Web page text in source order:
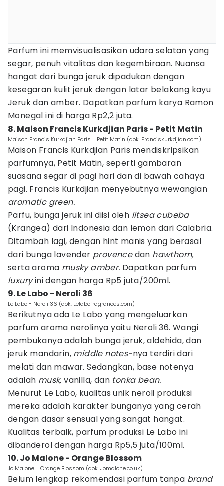
Parfum ini memvisualisasikan udara selatan yang
segar, penuh vitalitas dan kegembiraan. Nuansa
hangat dari bunga jeruk dipadukan dengan
kesegaran kulit jeruk dengan latar belakang kayu
Jeruk dan amber. Dapatkan parfum karya Ramon
Monegal ini di harga Rp2,2 juta.
8. Maison Francis Kurkdjian Paris - Petit Matin
Maison Francis Kurkdjian Paris - Petit Matin (dok. Franciskurkdjian.com)
Maison Francis Kurkdjian Paris mendiskripsikan
parfumnya, Petit Matin, seperti gambaran
suasana segar di pagi hari dan di bawah cahaya
pagi. Francis Kurkdjian menyebutnya wewangian
aromatic green.
Parfu, bunga jeruk ini diisi oleh litsea cubeba
(Krangea) dari Indonesia dan lemon dari Calabria.
Ditambah lagi, dengan hint manis yang berasal
dari bunga lavender provencedan hawthorn,
serta aroma musky amber. Dapatkan parfum
luxuryini dengan harga Rp5 juta/200ml.
9. Le Labo - Neroli 36
Le Labo - Neroli 36 (dok. Lelabofragrances.com)
Berikutnya ada Le Labo yang mengeluarkan
parfum aroma nerolinya yaitu Neroli 36. Wangi
pembukanya adalah bunga jeruk, aldehida, dan
jeruk mandarin, middle notes-nya terdiri dari
melati dan mawar. Sedangkan, base notenya
adalah musk, vanilla, dan tonka bean.
Menurut Le Labo, kualitas unik neroli produksi
mereka adalah karakter bunganya yang cerah
dengan dasar sensual yang sangat hangat.
Kualitas terbaik, parfum produksi Le Labo ini
dibanderol dengan harga Rp5,5 juta/100ml.
10. Jo Malone - Orange Blossom
Jo Malone - Orange Blossom (dok. Jomalone.co.uk)
Belum lengkap rekomendasi parfum tanpa brand